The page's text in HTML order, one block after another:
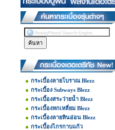
กระเบื้องลายโบราณ Blezz
กระเบื้อง Subways Blezz
กระเบื้องสระว่ายน้ำ Blezz
กระเบื้องหกเหลี่ยม Blezz
กระเบื้องลายหินอ่อน Blezz
กระเบื้องไกรกาบแก้ว